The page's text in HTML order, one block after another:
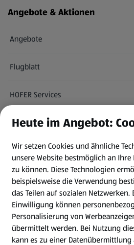
Angebote & Aktionen
Angebote
Flugblatt
HOFER Services
Newsletter
WhatsApp
Gewinnspiele
Mein HOFER. Meine Einkäufe.
Meine Meinung. Mein HOFER.
Heute im Angebot:
Wir setzen Cookies und ähnliche
unsere Website bestmöglich an
zu können. Diese Technologien
beispielsweise die Verwendung
das Teilen auf sozialen
Einwilligung können
Personalisierung von
übermittelt werden. Bei Nutzung
kann es zu einer